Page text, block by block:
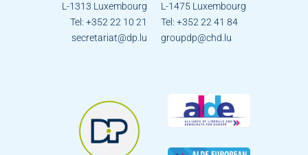
L-1313 Luxembourg
Tel: +352 22 10 21
secretariat@dp.lu
L-1475 Luxembourg
Tel: +352 22 41 84
groupdp@chd.lu